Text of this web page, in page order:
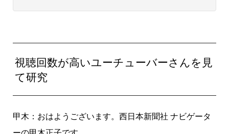
視聴回数が高いユーチューバーさんを見
て研究
甲木：おはようございます。西日本新聞社 ナビゲータ